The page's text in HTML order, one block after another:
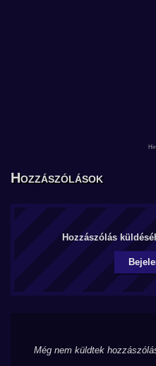
Hozzászólások
Hozzászólás
Még nem küldtek